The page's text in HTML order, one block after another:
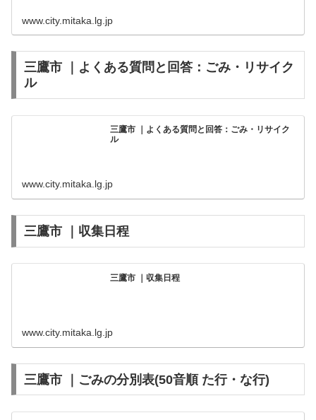
www.city.mitaka.lg.jp
三鷹市 ｜よくある質問と回答：ごみ・リサイク
ル
三鷹市 ｜よくある質問と回答：ごみ・リサイク
ル
www.city.mitaka.lg.jp
三鷹市 ｜収集日程
三鷹市 ｜収集日程
www.city.mitaka.lg.jp
三鷹市 ｜ごみの分別表(50音順 た行・な行)